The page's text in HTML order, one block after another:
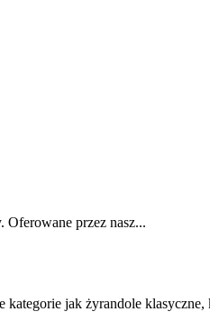
Oferowane przez nasz...
jak żyrandole